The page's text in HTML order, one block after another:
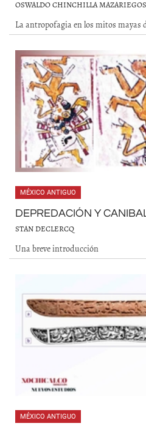
OSWALDO CHINCHILLA MAZARIEGOS
La antropofagia en los mitos mayas
MÉXICO ANTIGUO
DEPREDACIÓN Y
STAN DECLERCQ
Una breve introducción
MÉXICO ANTIGUO